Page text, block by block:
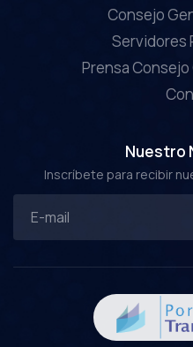
Consejo
Servidores
Prensa
Nuestro
Inscríbete para recibir